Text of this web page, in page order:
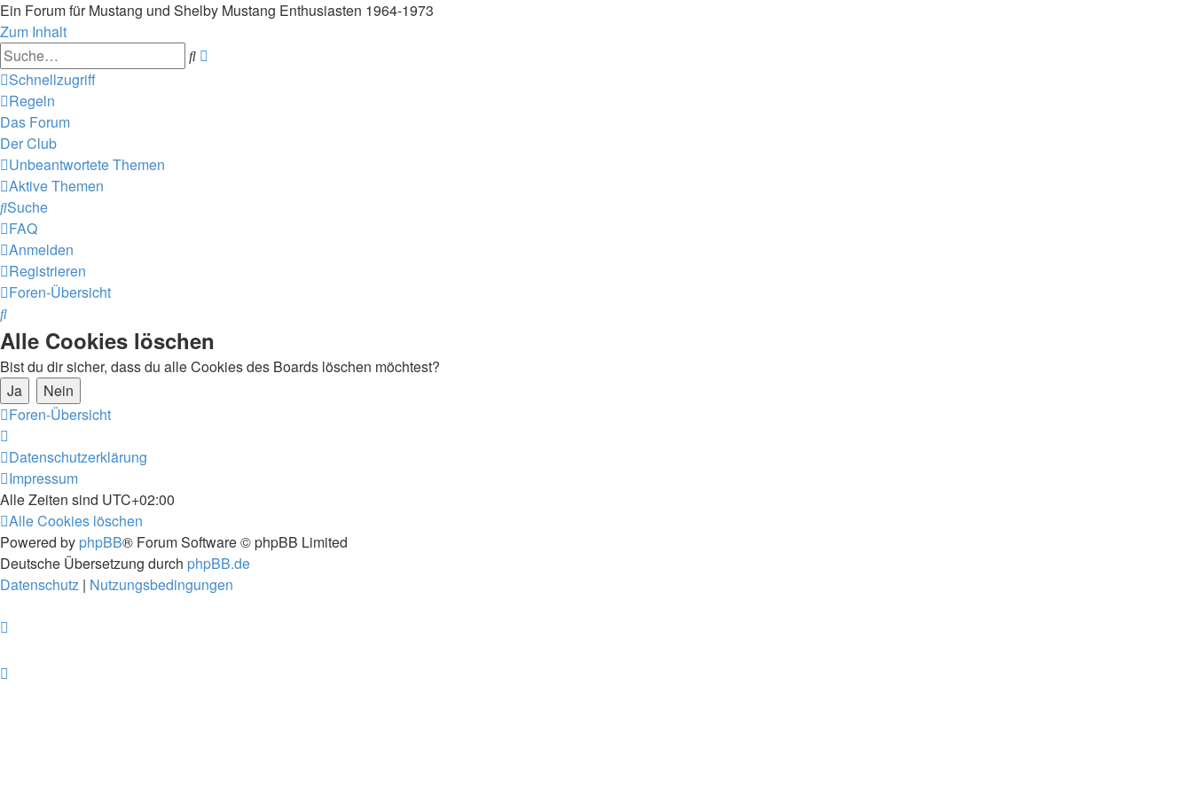
Ein Forum für Mustang und Shelby Mustang Enthusiasten 1964-1973
Zum Inhalt
Suche
Schnellzugriff
Regeln
Das Forum
Der Club
Unbeantwortete Themen
Aktive Themen
Suche
FAQ
Anmelden
Registrieren
Foren-Übersicht
Suche
Alle Cookies löschen
Bist du dir sicher, dass du alle Cookies des Boards löschen möchtest?
Foren-Übersicht
Datenschutzerklärung
Impressum
Alle Zeiten sind UTC+02:00
Alle Cookies löschen
Powered by phpBB® Forum Software © phpBB Limited
Deutsche Übersetzung durch phpBB.de
Datenschutz | Nutzungsbedingungen